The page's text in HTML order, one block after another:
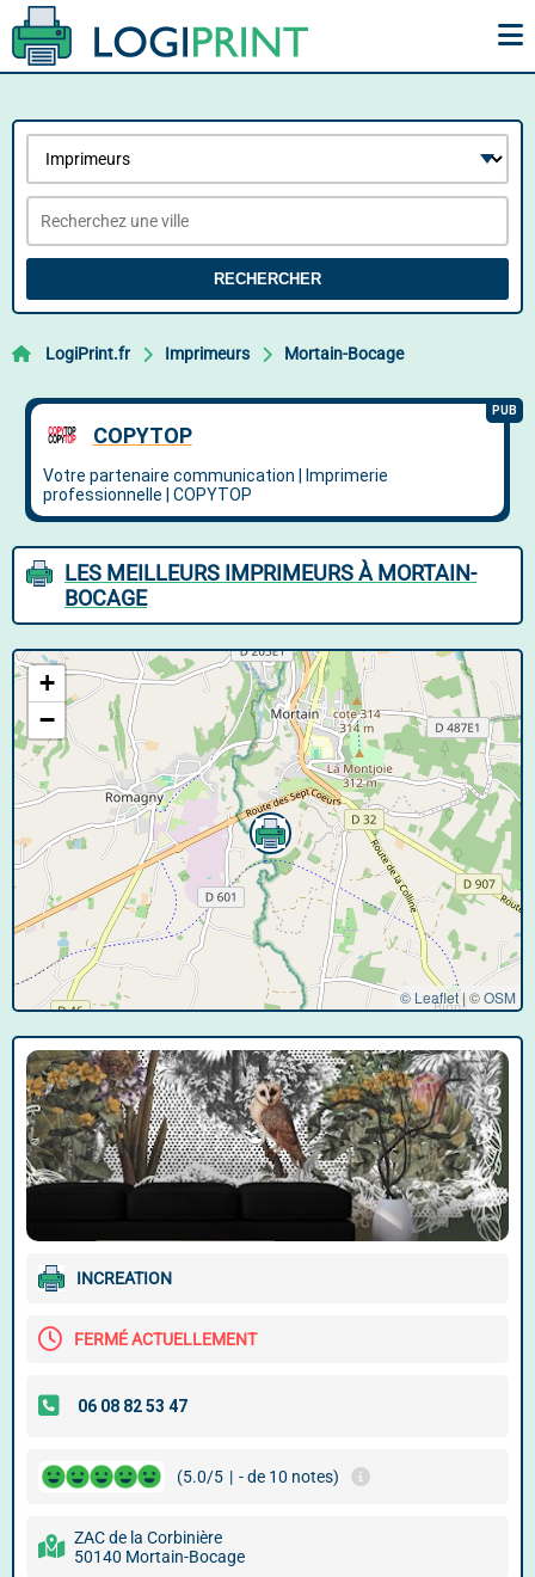
RECHERCHER
LogiPrint.fr Imprimeurs Mortain-Bocage
LES MEILLEURS IMPRIMEURS À MORTAIN-
BOCAGE
+
−
© Leaflet| ©OSM
INCREATION
FERMÉ ACTUELLEMENT
(5.0/5 | - de 10 notes)
ZAC de la Corbinière
50140 Mortain-Bocage